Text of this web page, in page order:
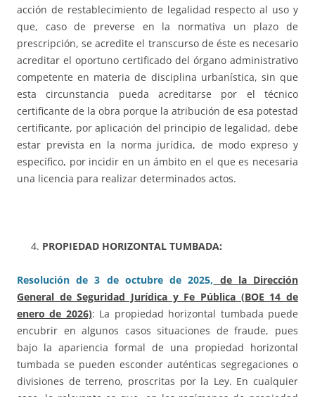
acción de restablecimiento de legalidad respecto al uso y
que, caso de preverse en la normativa un plazo de
prescripción, se acredite el transcurso de éste es necesario
acreditar el oportuno certificado del órgano administrativo
competente en materia de disciplina urbanística, sin que
esta circunstancia pueda acreditarse por el técnico
certificante de la obra porque la atribución de esa potestad
certificante, por aplicación del principio de legalidad, debe
estar prevista en la norma jurídica, de modo expreso y
específico, por incidir en un ámbito en el que es necesaria
una licencia para realizar determinados actos.
PROPIEDAD HORIZONTAL TUMBADA:
Resolución de 3 de octubre de 2025, de la Dirección
General de Seguridad Jurídica y Fe Pública (BOE 14 de
enero de 2026): La propiedad horizontal tumbada puede
encubrir en algunos casos situaciones de fraude, pues
bajo la apariencia formal de una propiedad horizontal
tumbada se pueden esconder auténticas segregaciones o
divisiones de terreno, proscritas por la Ley. En cualquier